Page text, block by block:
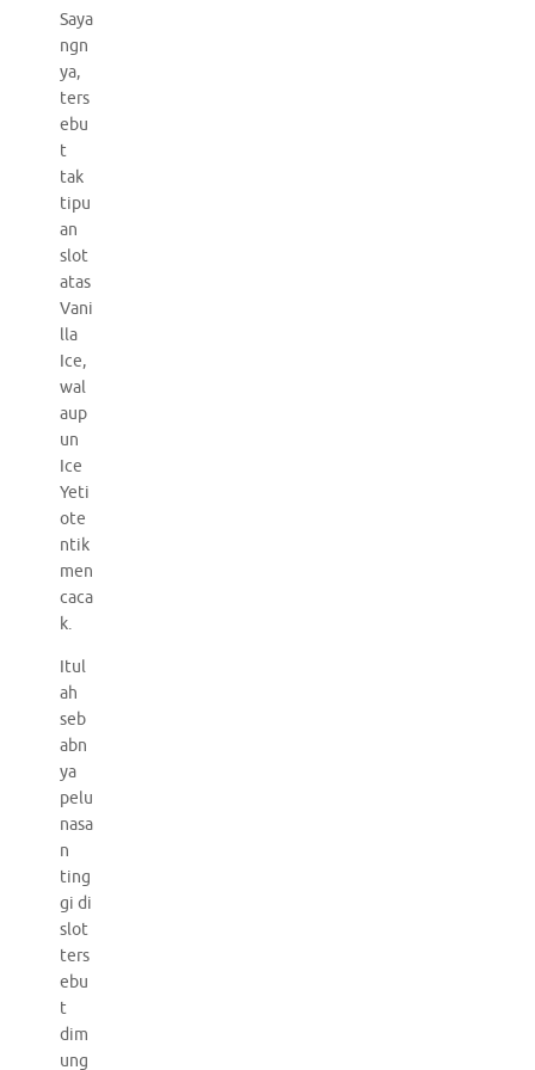
Saya
ngn
ya,
ters
ebu
t
tak
tipu
an
slot
atas
Vani
lla
Ice,
wal
aup
un
Ice
Yeti
ote
ntik
men
caca
k.
Itul
ah
seb
abn
ya
pelu
nasa
n
ting
gi di
slot
ters
ebu
t
dim
ung